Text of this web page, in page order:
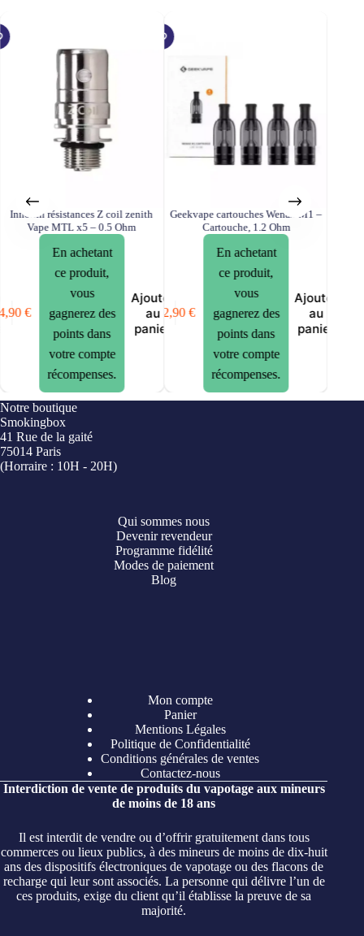
Innokin résistances Z coil zenith
Vape MTL x5 – 0.5 Ohm
€
En achetant
ce produit,
vous
gagnerez des
points dans
votre compte
récompenses.
Ajouter
au
panier
Geekvape cartouches Wenax M1 –
Cartouche, 1.2 Ohm
12,90€
En achetant
ce produit,
vous
gagnerez des
points dans
votre compte
récompenses.
Ajouter
au
panier
13,90
Notre boutique
Smokingbox
41 Rue de la gaité
75014 Paris
(Horraire : 10H - 20H)
Qui sommes nous
Devenir revendeur
Programme fidélité
Modes de paiement
Blog
Mon compte
Panier
Mentions Légales
Politique de Confidentialité
Conditions générales de ventes
Contactez-nous
Interdiction de vente de produits du vapotage aux mineurs
de moins de 18 ans
Il est interdit de vendre ou d’offrir gratuitement dans tous
commerces ou lieux publics, à des mineurs de moins de dix-huit
ans des dispositifs électroniques de vapotage ou des flacons de
recharge qui leur sont associés. La personne qui délivre l’un de
ces produits, exige du client qu’il établisse la preuve de sa
majorité.